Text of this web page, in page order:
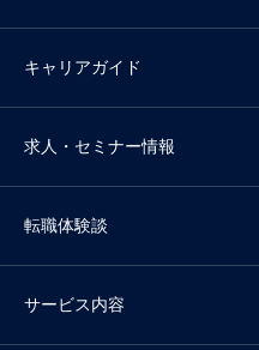
キャリアガイド
求人・セミナー情報
転職体験談
サービス内容